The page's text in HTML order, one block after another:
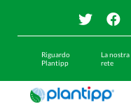
Riguardo
Plantipp
La nostra
rete